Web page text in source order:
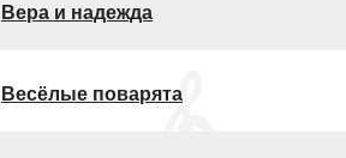
Вера и надежда
Весёлые поварята